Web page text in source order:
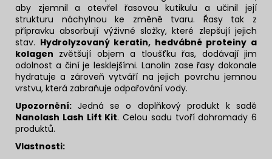
aby zjemnil a otevřel řasovou kutikulu a učinil její
strukturu náchylnou ke změně tvaru. Řasy tak z
přípravku absorbují výživné složky, které zlepšují jejich
stav. Hydrolyzovaný keratin, hedvábné proteiny a
kolagen zvětšují objem a tloušťku řas, dodávají jim
odolnost a činí je lesklejšími. Lanolin zase řasy dokonale
hydratuje a zároveň vytváří na jejich povrchu jemnou
vrstvu, která zabraňuje odpařování vody.
Upozornění: Jedná se o doplňkový produkt k sadě
Nanolash Lash Lift Kit. Celou sadu tvoří dohromady 6
produktů.
Vlastnosti: